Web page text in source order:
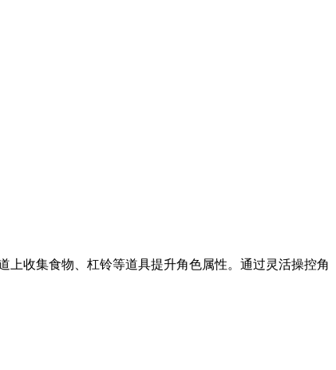
收集食物、杠铃等道具提升角色属性。通过灵活操控角